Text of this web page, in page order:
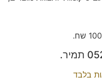
בלבד